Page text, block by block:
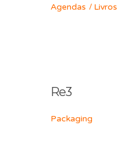
Agendas Livros
Re3
Packaging